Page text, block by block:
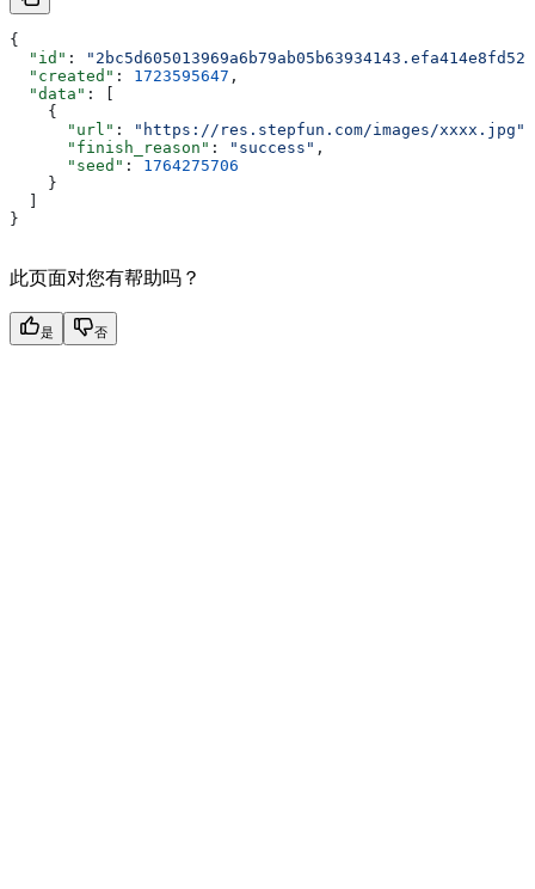
{
  "id"
:
  "created"
: 1723595647 ,
  "data"
: [
    {
      "url"
: "https://res.stepfun.com/images/xxxx.jpg"
      "finish_reason"
: "success" ,
      "seed"
: 1764275706
    }
}
此页面对您有帮助吗？
是 否